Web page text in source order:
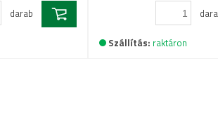
darab
Szállítás: raktáron